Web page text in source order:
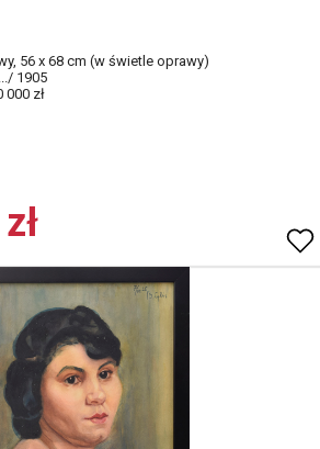
56 x 68 cm (w świetle oprawy)
1905
000 zł